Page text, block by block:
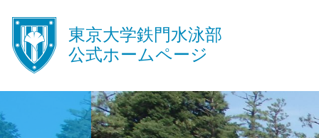
󿾱
東京大学鉄門水泳部
公式ホームページ